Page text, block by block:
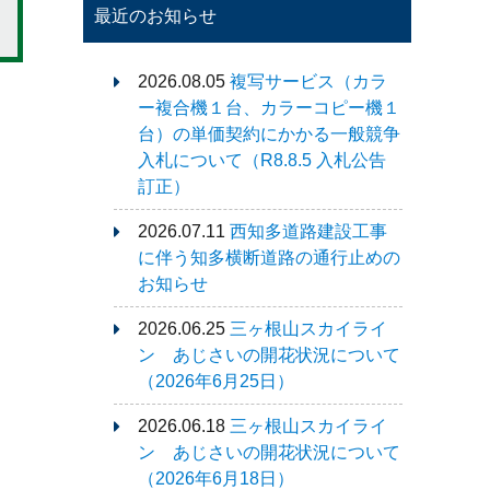
最近のお知らせ
2026.08.05 複写サービス（カラ
ー複合機１台、カラーコピー機１
台）の単価契約にかかる一般競争
入札について（R8.8.5 入札公告
訂正）
2026.07.11 西知多道路建設工事
に伴う知多横断道路の通行止めの
お知らせ
2026.06.25 三ヶ根山スカイライ
ン あじさいの開花状況について
（2026年6月25日）
2026.06.18 三ヶ根山スカイライ
ン あじさいの開花状況について
（2026年6月18日）